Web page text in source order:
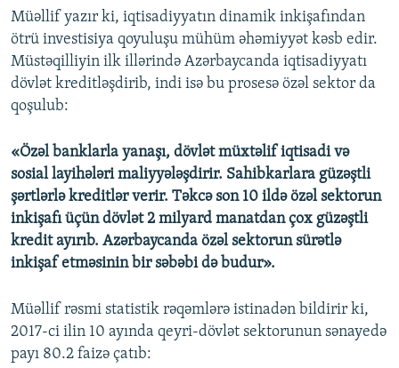
Müəllif yazır ki, iqtisadiyyatın dinamik inkişafından
ötrü investisiya qoyuluşu mühüm əhəmiyyət kəsb edir.
Müstəqilliyin ilk illərində Azərbaycanda iqtisadiyyatı
dövlət kreditləşdirib, indi isə bu prosesə özəl sektor da
qoşulub:
«Özəl banklarla yanaşı, dövlət müxtəlif iqtisadi və
sosial layihələri maliyyələşdirir. Sahibkarlara güzəştli
şərtlərlə kreditlər verir. Təkcə son 10 ildə özəl sektorun
inkişafı üçün dövlət 2 milyard manatdan çox güzəştli
kredit ayırıb. Azərbaycanda özəl sektorun sürətlə
inkişaf etməsinin bir səbəbi də budur».
Müəllif rəsmi statistik rəqəmlərə istinadən bildirir ki,
2017-ci ilin 10 ayında qeyri-dövlət sektorunun sənayedə
payı 80.2 faizə çatıb: